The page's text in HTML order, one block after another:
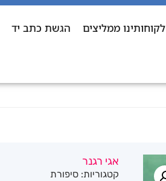
לקוחותינו ממליצים הגשת כתב יד
אגי רגנר
קטגוריות: סיפורת